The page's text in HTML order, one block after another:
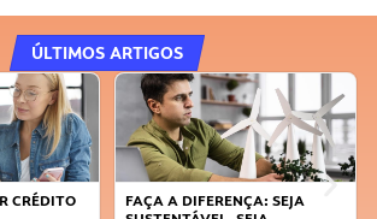
ÚLTIMOS ARTIGOS
SEJA
APRENDA A GERENCIAR O SEU